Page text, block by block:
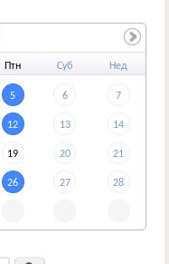
Птн Суб Нед
5 6 7
12 13 14
19 20 21
26 27 28